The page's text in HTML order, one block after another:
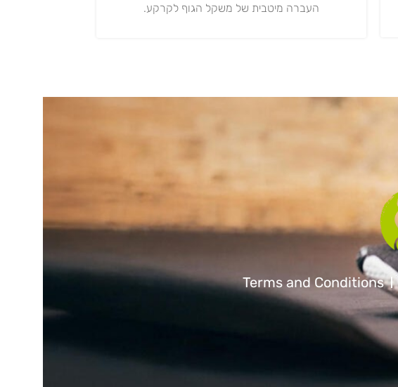
העברה מיטבית של משקל הגוף לקרקע.
Terms and Conditions